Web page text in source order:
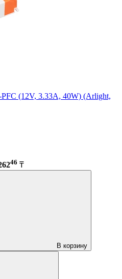
(12V, 3.33A, 40W) (Arlight,
46 ₸
В корзину